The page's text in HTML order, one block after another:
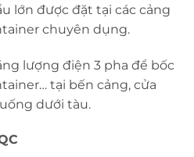
lớn được đặt tại các cảng
chuyên dụng.
lượng điện 3 pha để bốc
tại bến cảng, cửa
dưới tàu.